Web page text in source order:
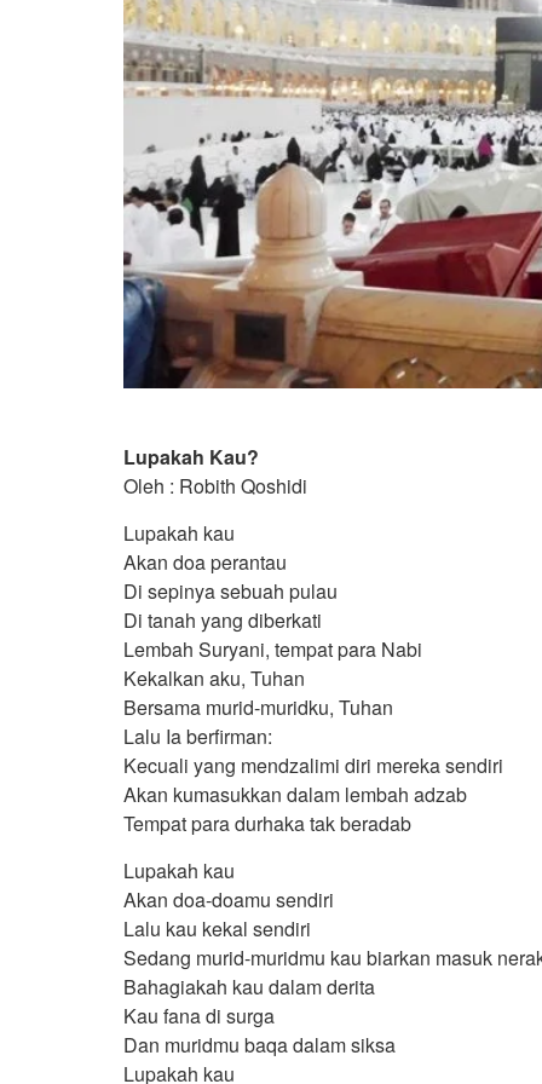
Lupakah Kau?
Oleh : Robith Qoshidi
Lupakah kau
Akan doa perantau
Di sepinya sebuah pulau
Di tanah yang diberkati
Lembah Suryani, tempat para Nabi
Kekalkan aku, Tuhan
Bersama murid-muridku, Tuhan
Lalu Ia berfirman:
Kecuali yang mendzalimi diri mereka sendiri
Akan kumasukkan dalam lembah adzab
Tempat para durhaka tak beradab
Lupakah kau
Akan doa-doamu sendiri
Lalu kau kekal sendiri
Sedang murid-muridmu kau biarkan masuk
Bahagiakah kau dalam derita
Kau fana di surga
Dan muridmu baqa dalam siksa
Lupakah kau